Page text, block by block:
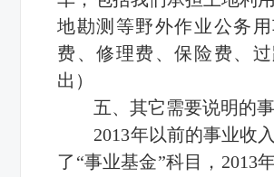
地勘测等野外作业公务
费、修理费、保险费、
出）
五、其它需要说明的
2013年以前的事业收
了“事业基金”科目，2013